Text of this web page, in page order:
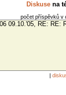
Diskusena
počet příspěvků v
|